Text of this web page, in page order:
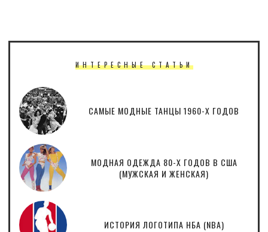
ИНТЕРЕСНЫЕ СТАТЬИ
САМЫЕ МОДНЫЕ ТАНЦЫ 1960-Х ГОДОВ
МОДНАЯ ОДЕЖДА 80-Х ГОДОВ В США
(МУЖСКАЯ И ЖЕНСКАЯ)
ИСТОРИЯ ЛОГОТИПА НБА (NBA)